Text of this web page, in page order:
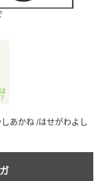
あかね /はせがわよし